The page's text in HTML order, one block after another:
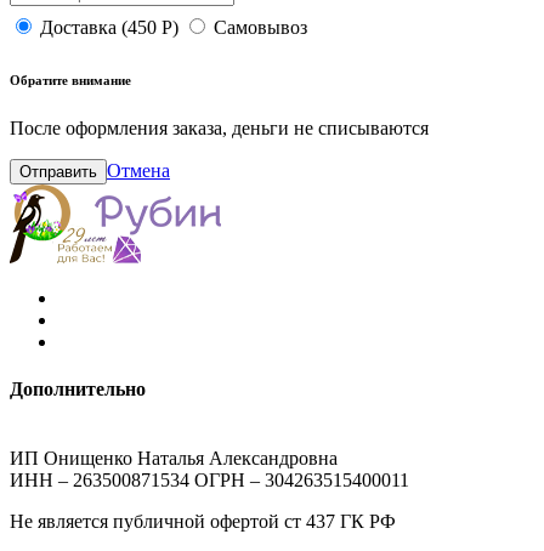
Доставка (450 Р) Самовывоз
Обратите внимание
После оформления заказа, деньги не списываются
Отправить Отмена
Дополнительно
ИП Онищенко Наталья Александровна
ИНН – 263500871534 ОГРН – 304263515400011
Не является публичной офертой ст 437 ГК РФ